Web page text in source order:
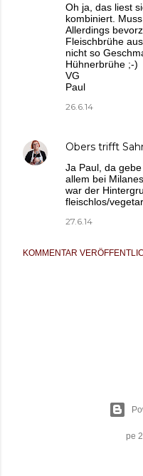
Oh ja, das liest
kombiniert.
Allerdings
Fleischbrühe
nicht so
Hühnerbrühe ;-)
VG
Paul
26.6.14
Obers trifft
Ja Paul, da
allem bei
war der
fleischlos/
27.6.14
KOMMENTAR
pe